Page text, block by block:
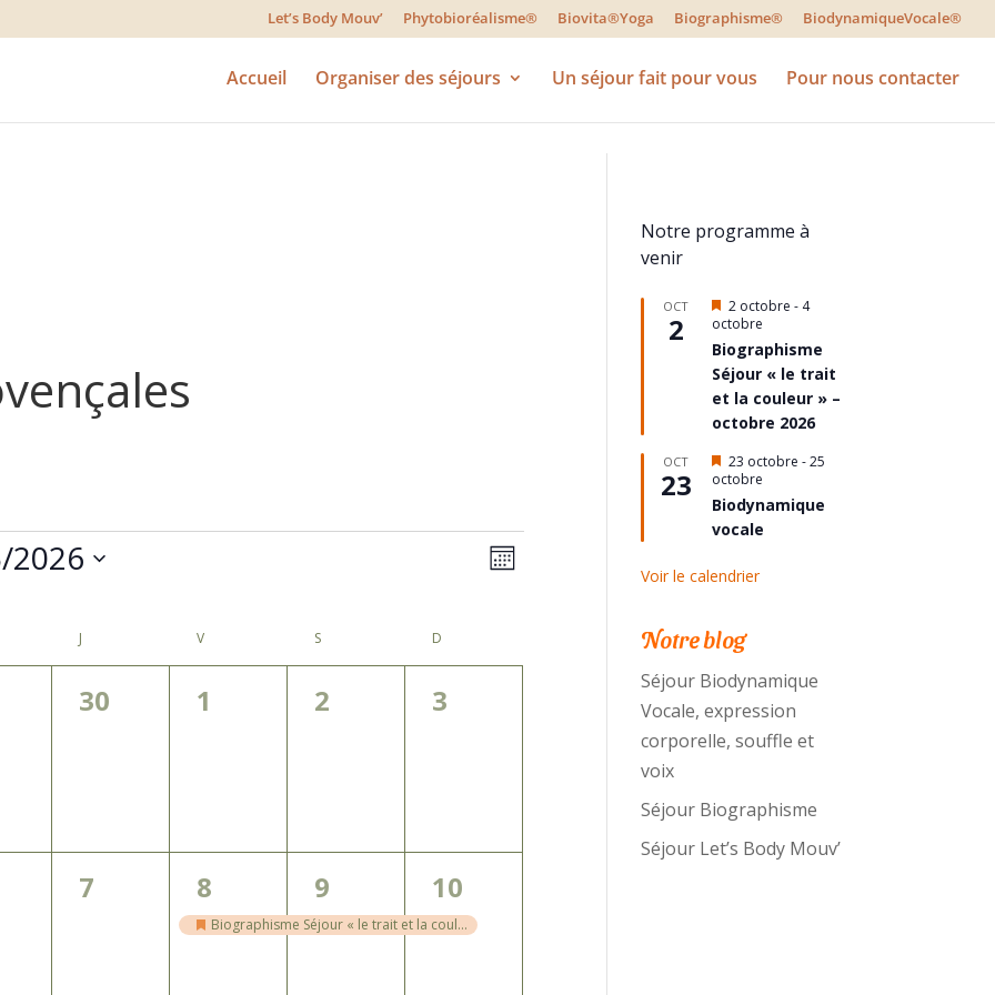
Let’s Body Mouv’ Phytobioréalisme® Biovita®Yoga Biographisme® BiodynamiqueVocale®
Accueil Organiser des séjours Un séjour fait pour vous Pour nous contacter
Navigation
consultations
Navigation
Mois
2026
J VVENDREDI S D
0
30
0
1
0
2
0
3
0
évènement,
7
1
évènement,
8
Mis
Biographisme Séjour « le trait et la couleur » – mai 2026
1
évènement,
9
1
évènement,
10
Notre programme à
venir
OCT
2
Mis
en
2 octobre - 4
octobre
Biographisme
Séjour « le trait
et la couleur » –
octobre 2026
OCT
23
Mis
en
avant
23 octobre -25
octobre
Biodynamique
vocale
Voir le calendrier
Notre blog
Séjour Biodynamique
Vocale, expression
corporelle, souffle et
voix
Séjour Biographisme
Séjour Let’s Body Mouv’